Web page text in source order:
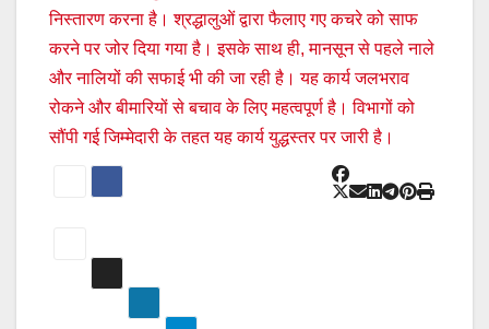
निस्तारण करना है। श्रद्धालुओं द्वारा फैलाए गए कचरे को साफ
करने पर जोर दिया गया है। इसके साथ ही, मानसून से पहले नाले
और नालियों की सफाई भी की जा रही है। यह कार्य जलभराव
रोकने और बीमारियों से बचाव के लिए महत्वपूर्ण है। विभागों को
सौंपी गई जिम्मेदारी के तहत यह कार्य युद्धस्तर पर जारी है।